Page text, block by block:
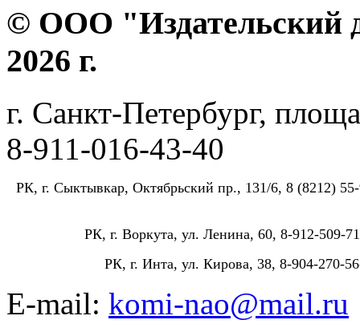
© ООО "Издательский
2026 г.
г. Санкт-Петербург,
8-911-016-43-40
РК, г. Сыктывкар, Октябрьский пр., 131/6, 8 (8212)
РК, г. Воркута, ул. Ленина, 60, 8-912-509-
РК, г. Инта, ул. Кирова, 38, 8-904-270-
E-mail: komi-nao@mail.ru